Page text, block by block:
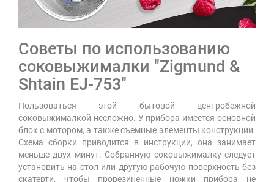
Советы по использованию
соковыжималки "Zigmund &
Shtain EJ-753"
Пользоваться этой бытовой центробежной
соковыжималкой несложно. У прибора имеется основной
блок с мотором, а также съемные элементы конструкции.
Схема сборки приводится в инструкции, она занимает
меньше двух минут. Собранную соковыжималку следует
установить на стол или другую рабочую поверхность без
скатерти, чтобы прорезиненные ножки прибора не